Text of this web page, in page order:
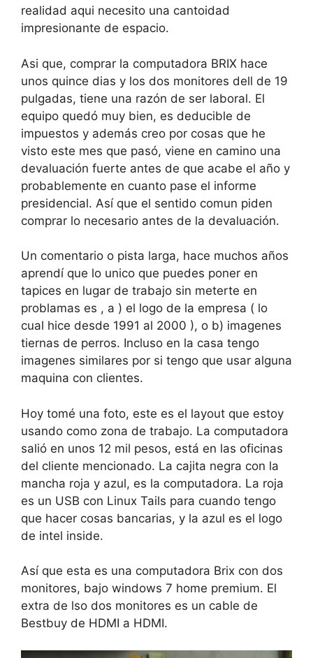
realidad aqui necesito una cantoidad
impresionante de espacio.
Asi que, comprar la computadora BRIX hace
unos quince dias y los dos monitores dell de 19
pulgadas, tiene una razón de ser laboral. El
equipo quedó muy bien, es deducible de
impuestos y además creo por cosas que he
visto este mes que pasó, viene en camino una
devaluación fuerte antes de que acabe el año y
probablemente en cuanto pase el informe
presidencial. Así que el sentido comun piden
comprar lo necesario antes de la devaluación.
Un comentario o pista larga, hace muchos años
aprendí que lo unico que puedes poner en
tapices en lugar de trabajo sin meterte en
problamas es , a ) el logo de la empresa ( lo
cual hice desde 1991 al 2000 ), o b) imagenes
tiernas de perros. Incluso en la casa tengo
imagenes similares por si tengo que usar alguna
maquina con clientes.
Hoy tomé una foto, este es el layout que estoy
usando como zona de trabajo. La computadora
salió en unos 12 mil pesos, está en las oficinas
del cliente mencionado. La cajita negra con la
mancha roja y azul, es la computadora. La roja
es un USB con Linux Tails para cuando tengo
que hacer cosas bancarias, y la azul es el logo
de intel inside.
Así que esta es una computadora Brix con dos
monitores, bajo windows 7 home premium. El
extra de lso dos monitores es un cable de
Bestbuy de HDMI a HDMI.